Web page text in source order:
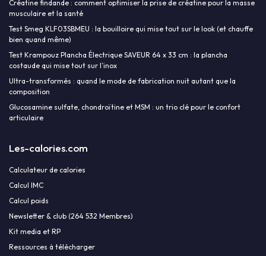
Créatine findande : comment optimiser la prise de créatine pour la masse
musculaire et la santé
Test Smeg KLF03SBMEU : la bouilloire qui mise tout sur le look (et chauffe
bien quand même)
Test Krampouz Plancha Électrique SAVEUR 64 x 33 cm : la plancha
costaude qui mise tout sur l’inox
Ultra-transformés : quand le mode de fabrication nuit autant que la
composition
Glucosamine sulfate, chondroïtine et MSM : un trio clé pour le confort
articulaire
Les-calories.com
Calculateur de calories
Calcul IMC
Calcul poids
Newsletter & club (264 532 Membres)
Kit media et RP
Ressources à télécharger